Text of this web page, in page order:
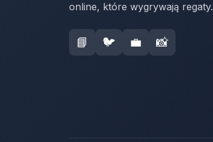
online, które wygrywają regaty.
📘 🐦 💼 📸